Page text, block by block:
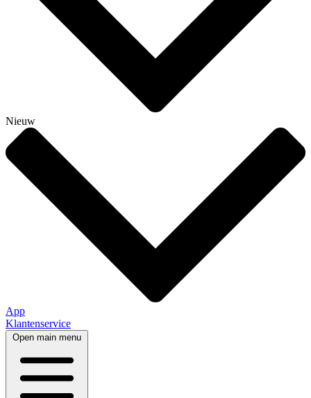
Nieuw
App
Klantenservice
Open main menu